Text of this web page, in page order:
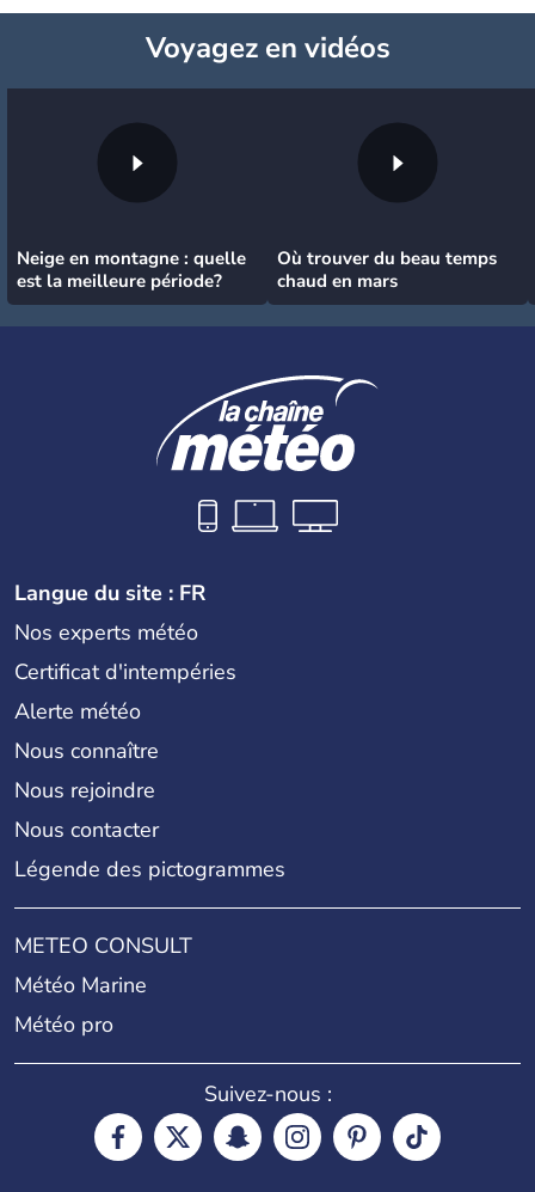
Voyagezen vidéos
Neige en montagne : quelle
est la meilleure période?
Où trouver du beau temps
chaud en mars
Langue du site : FR
Nos experts météo
Certificat d'intempéries
Alerte météo
Nous connaître
Nous rejoindre
Nous contacter
Légende des pictogrammes
METEO CONSULT
Météo Marine
Météo pro
Suivez-nous :